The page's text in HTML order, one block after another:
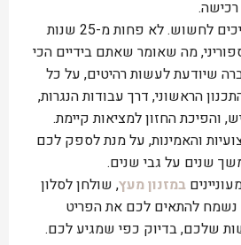
ובכן, אתם ממש לא צריכים לחשוש. לא פחות מ-25 שנות
מה שאומר שאתם בידיים הכי
שיודעת לעשות רהיטים, על כל
הראשוני, דרך עבודות הנגרות,
והפיכת החזון למציאות קיימת.
והאמינות, על מנת לספק לכם
שנים על גבי שנים.
במזנון מעץ, שולחן לסלון
נשמח להתאים לכם את הפריט
שלכם, בדיוק כפי שמגיע לכם.